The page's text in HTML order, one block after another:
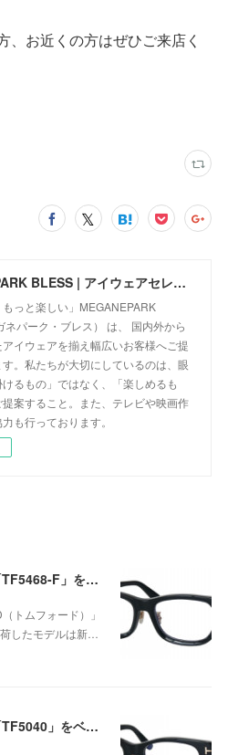
、お近くの方はぜひご来店く
MEGANEPARK BLESS | アイウェアセレクトショップ
もっと楽しい」MEGANEPARK
ネパーク・ブレス） は、 国内外から
イウェアを揃え幅広いお客様へご提
。私たちが大切にしているのは、眼
るもの」ではなく、「楽しめるも
案すること。また、テレビや映画作
も行っております。
【木村拓哉さんも愛用した「TF5468-F」をベースに、洗練されたウェリントンシェイプが上品な存在感を演出する、日本企画モデル】TOM FORD TF6164-D-Bが入荷！
トムフォード）」
したモデルは新…
【多くの著名人も愛用した「TF5040」をベースに洗練されたウェリントンシェイプ】TOM FORD（トムフォード） TF6163-D-B 001が入荷！